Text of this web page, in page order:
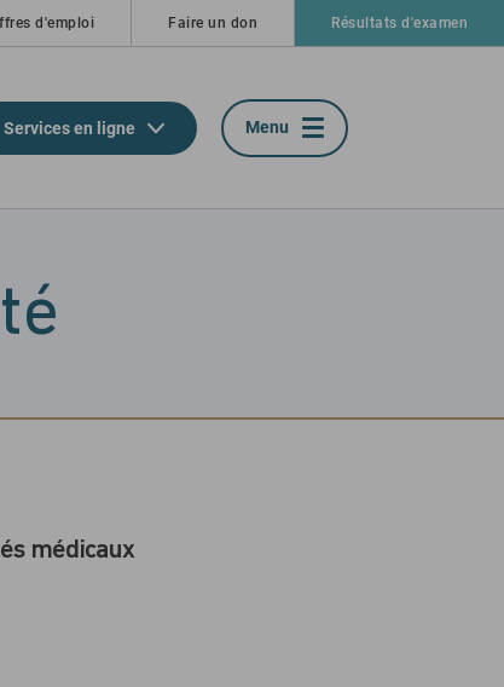
d'emploi Faire un don Résultats d'examen
Services en ligne Menu
médicaux